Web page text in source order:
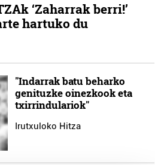
‘Zaharrak berri!’
hartuko du
"Indarrak batu beharko
genituzke oinezkook eta
txirrindulariok"
Irutxuloko Hitza